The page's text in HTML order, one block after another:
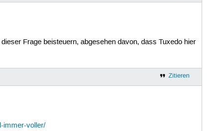
Frage beisteuern, abgesehen davon, dass Tuxedo hier
Zitieren
immer-voller/